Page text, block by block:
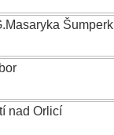
Šumperk
nad Orlicí